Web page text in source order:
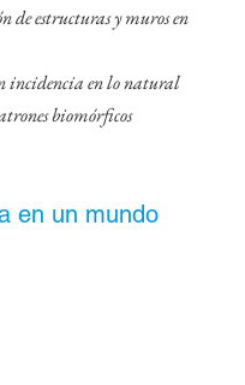
de estructuras y muros en
incidencia en lo natural
biomórficos
en un mundo